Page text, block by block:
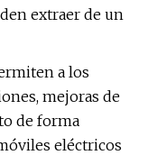
extraer de un
a los
mejoras de
de forma
eléctricos